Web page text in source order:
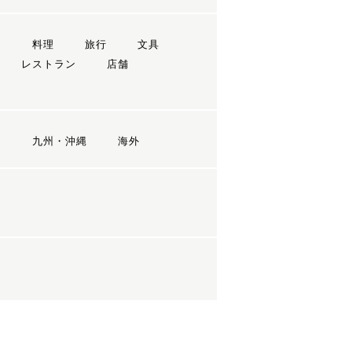
料理 旅行
文具
レストラン
店舗
九州・沖縄 海外